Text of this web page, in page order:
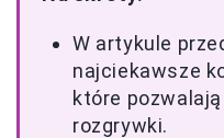
W artykule
najciekawsze
które
rozgrywki.